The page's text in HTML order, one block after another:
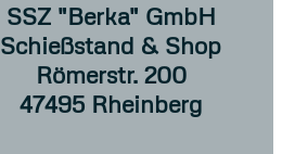
SSZ "Berka" GmbH
Schießstand & Shop
Römerstr. 200
47495 Rheinberg